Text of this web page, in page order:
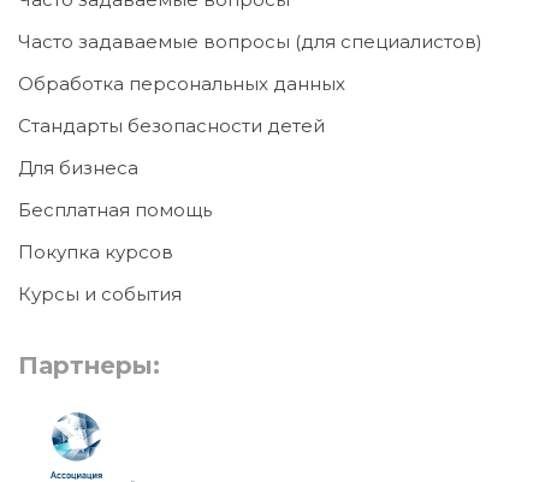
Часто задаваемые вопросы (для специалистов)
Обработка персональных данных
Стандарты безопасности детей
Для бизнеса
Бесплатная помощь
Покупка курсов
Курсы и события
Партнеры: